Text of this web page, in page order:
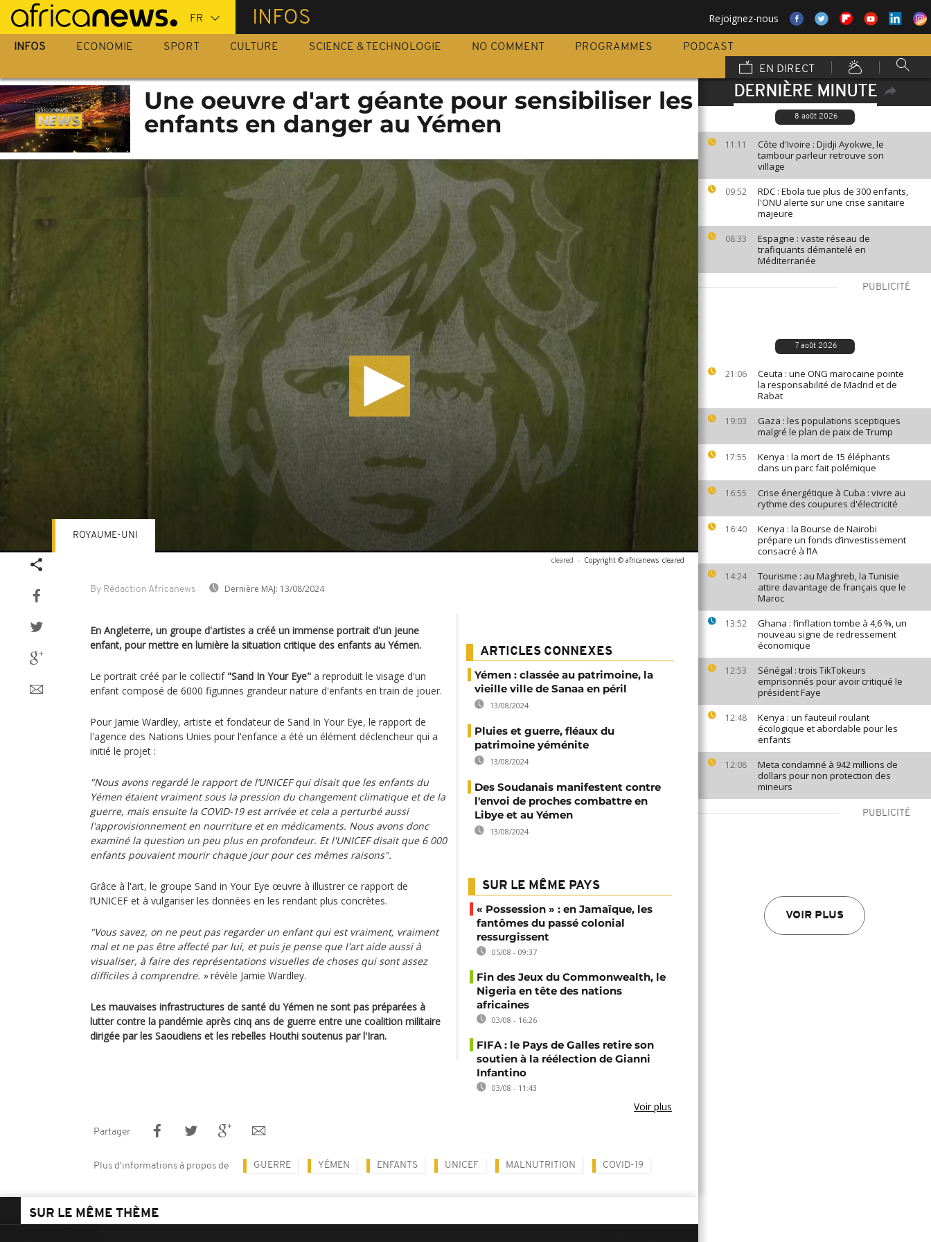
Passer
au
contenu
INFOS Rejoignez-nous
INFOS ECONOMIE SPORT CULTURE SCIENCE & TECHNOLOGIE NO COMMENT PROGRAMMES
PODCAST
EN DIRECT
DERNIÈRE MINUTE
8 août 2026
11:11
Côte d'Ivoire : Djidji Ayokwe, le
tambour parleur retrouve son
village
09:52
RDC : Ebola tue plus de 300 enfants,
l'ONU alerte sur une crise sanitaire
majeure
08:33
Espagne : vaste réseau de
trafiquants démantelé en
Méditerranée
PUBLICITÉ
7 août 2026
21:06
Ceuta : une ONG marocaine pointe
la responsabilité de Madrid et de
Rabat
19:03
Gaza : les populations sceptiques
malgré le plan de paix de Trump
17:55
Kenya : la mort de 15 éléphants
dans un parc fait polémique
16:55
Crise énergétique à Cuba : vivre au
rythme des coupures d'électricité
16:40
Kenya : la Bourse de Nairobi
prépare un fonds d’investissement
consacré à l’IA
14:24
Tourisme : au Maghreb, la Tunisie
attire davantage de français que le
Maroc
13:52
Ghana : l’inflation tombe à 4,6 %, un
nouveau signe de redressement
économique
12:53
Sénégal : trois TikTokeurs
emprisonnés pour avoir critiqué le
président Faye
12:48
Kenya : un fauteuil roulant
écologique et abordable pour les
enfants
12:08
Meta condamné à 942 millions de
dollars pour non protection des
mineurs
PUBLICITÉ
VOIR PLUS
Une oeuvre d'art géante pour sensibiliser les
enfants en danger au Yémen
cleared - Copyright © africanews cleared
By Rédaction Africanews Dernière MAJ: 13/08/2024
ROYAUME-UNI
En Angleterre, un groupe d'artistes a créé un immense portrait d'un jeune
enfant, pour mettre en lumière la situation critique des enfants au Yémen.
Le portrait créé par le collectif "Sand In Your Eye" a reproduit le visage d'un
enfant composé de 6000 figurines grandeur nature d'enfants en train de jouer.
Pour Jamie Wardley, artiste et fondateur de Sand In Your Eye, le rapport de
l'agence des Nations Unies pour l'enfance a été un élément déclencheur qui a
initié le projet :
"Nous avons regardé le rapport de l’UNICEF qui disait que les enfants du
Yémen étaient vraiment sous la pression du changement climatique et de la
guerre, mais ensuite la COVID-19 est arrivée et cela a perturbé aussi
l'approvisionnement en nourriture et en médicaments. Nous avons donc
examiné la question un peu plus en profondeur. Et l'UNICEF disait que 6 000
enfants pouvaient mourir chaque jour pour ces mêmes raisons".
Grâce à l'art, le groupe Sand in Your Eye œuvre à illustrer ce rapport de
l’UNICEF et à vulgariser les données en les rendant plus concrètes.
"Vous savez, on ne peut pas regarder un enfant qui est vraiment, vraiment
mal et ne pas être affecté par lui, et puis je pense que l'art aide aussi à
visualiser, à faire des représentations visuelles de choses qui sont assez
difficiles à comprendre. »révèle Jamie Wardley.
Les mauvaises infrastructures de santé du Yémen ne sont pas préparées à
lutter contre la pandémie après cinq ans de guerre entre une coalition militaire
dirigée par les Saoudiens et les rebelles Houthi soutenus par l'Iran.
ARTICLES CONNEXES
Yémen : classée au patrimoine, la
vieille ville de Sanaa en péril
13/08/2024
Pluies et guerre, fléaux du
patrimoine yéménite
13/08/2024
Des Soudanais manifestent contre
l'envoi de proches combattre en
Libye et au Yémen
13/08/2024
SUR LE MÊME PAYS
« Possession » : en Jamaïque, les
fantômes du passé colonial
ressurgissent
05/08 - 09:37
Fin des Jeux du Commonwealth, le
Nigeria en tête des nations
africaines
03/08 - 16:26
FIFA : le Pays de Galles retire son
soutien à la réélection de Gianni
Infantino
03/08 - 11:43
Voir plus
Partager
Plus d'informations à propos de GUERRE YÉMEN ENFANTS UNICEF MALNUTRITION COVID-19
SUR LE MÊME THÈME